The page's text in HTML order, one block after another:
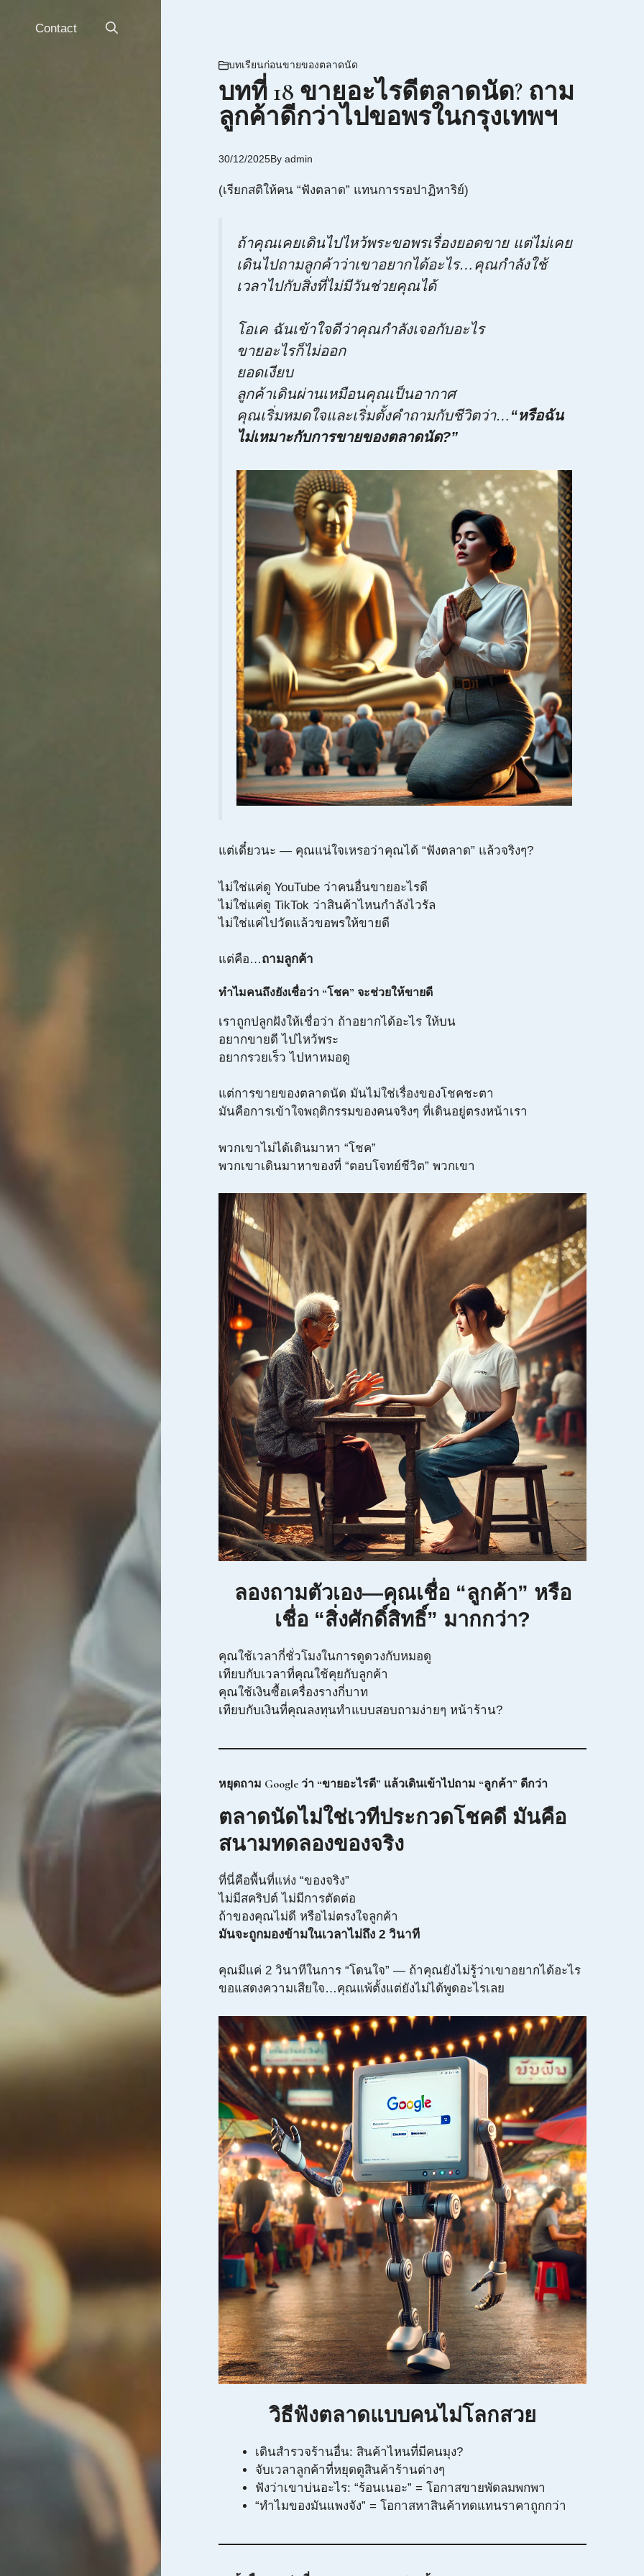
Contact
บทเรียนก่อนขายของตลาดนัด
บทที่ 18 ขายอะไรดีตลาดนัด? ถาม
ลูกค้าดีกว่าไปขอพรในกรุงเทพฯ
30/12/2025By admin
(เรียกสติให้คน “ฟังตลาด” แทนการรอปาฏิหาริย์)
ถ้าคุณเคยเดินไปไหว้พระขอพรเรื่องยอดขาย แต่ไม่เคย
เดินไปถามลูกค้าว่าเขาอยากได้อะไร…คุณกำลังใช้
เวลาไปกับสิ่งที่ไม่มีวันช่วยคุณได้
โอเค ฉันเข้าใจดีว่าคุณกำลังเจอกับอะไร
ขายอะไรก็ไม่ออก
ยอดเงียบ
ลูกค้าเดินผ่านเหมือนคุณเป็นอากาศ
คุณเริ่มหมดใจและเริ่มตั้งคำถามกับชีวิตว่า… “หรือฉัน
ไม่เหมาะกับการขายของตลาดนัด?”
แต่เดี๋ยวนะ — คุณแน่ใจเหรอว่าคุณได้ “ฟังตลาด” แล้วจริงๆ?
ไม่ใช่แค่ดู YouTube ว่าคนอื่นขายอะไรดี
ไม่ใช่แค่ดู TikTok ว่าสินค้าไหนกำลังไวรัล
ไม่ใช่แค่ไปวัดแล้วขอพรให้ขายดี
แต่คือ…ถามลูกค้า
ทำไมคนถึงยังเชื่อว่า “โชค” จะช่วยให้ขายดี
เราถูกปลูกฝังให้เชื่อว่า ถ้าอยากได้อะไร ให้บน
อยากขายดี ไปไหว้พระ
อยากรวยเร็ว ไปหาหมอดู
แต่การขายของตลาดนัด มันไม่ใช่เรื่องของโชคชะตา
มันคือการเข้าใจพฤติกรรมของคนจริงๆ ที่เดินอยู่ตรงหน้าเรา
พวกเขาไม่ได้เดินมาหา “โชค”
พวกเขาเดินมาหาของที่ “ตอบโจทย์ชีวิต” พวกเขา
ลองถามตัวเอง—คุณเชื่อ “ลูกค้า” หรือ
เชื่อ “สิ่งศักดิ์สิทธิ์” มากกว่า?
คุณใช้เวลากี่ชั่วโมงในการดูดวงกับหมอดู
เทียบกับเวลาที่คุณใช้คุยกับลูกค้า
คุณใช้เงินซื้อเครื่องรางกี่บาท
เทียบกับเงินที่คุณลงทุนทำแบบสอบถามง่ายๆ หน้าร้าน?
หยุดถาม Google ว่า “ขายอะไรดี” แล้วเดินเข้าไปถาม “ลูกค้า” ดีกว่า
ตลาดนัดไม่ใช่เวทีประกวดโชคดี มันคือ
สนามทดลองของจริง
ที่นี่คือพื้นที่แห่ง “ของจริง”
ไม่มีสคริปต์ ไม่มีการตัดต่อ
ถ้าของคุณไม่ดี หรือไม่ตรงใจลูกค้า
มันจะถูกมองข้ามในเวลาไม่ถึง 2 วินาที
คุณมีแค่ 2 วินาทีในการ “โดนใจ” — ถ้าคุณยังไม่รู้ว่าเขาอยากได้อะไร
ขอแสดงความเสียใจ…คุณแพ้ตั้งแต่ยังไม่ได้พูดอะไรเลย
วิธีฟังตลาดแบบคนไม่โลกสวย
เดินสำรวจร้านอื่น: สินค้าไหนที่มีคนมุง?
จับเวลาลูกค้าที่หยุดดูสินค้าร้านต่างๆ
ฟังว่าเขาบ่นอะไร: “ร้อนเนอะ” = โอกาสขายพัดลมพกพา
“ทำไมของมันแพงจัง” = โอกาสหาสินค้าทดแทนราคาถูกกว่า